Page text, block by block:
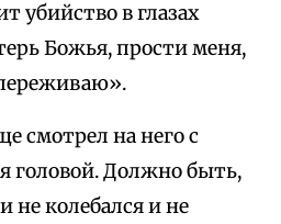
убийство в глазах
Божья, прости меня,
смотрел на него с
головой. Должно быть,
не колебался и не